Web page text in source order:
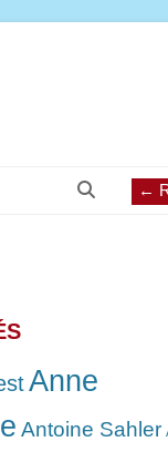
←
Anne
Antoine Sahler